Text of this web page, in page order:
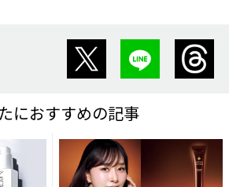
におすすめの記事